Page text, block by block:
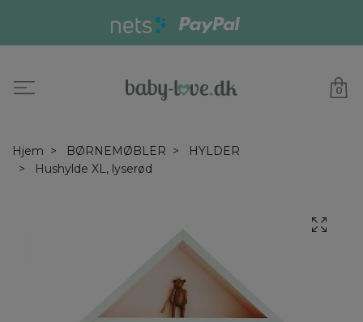
0
Hjem BØRNEMØBLER
HYLDER
Hushylde XL, lyserød